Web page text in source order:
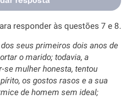
responder às questões 7 e 8.
seus primeiros dois anos de
o marido; todavia, a
se mulher honesta, tentou
os gostos rasos e a sua
de homem sem ideal;